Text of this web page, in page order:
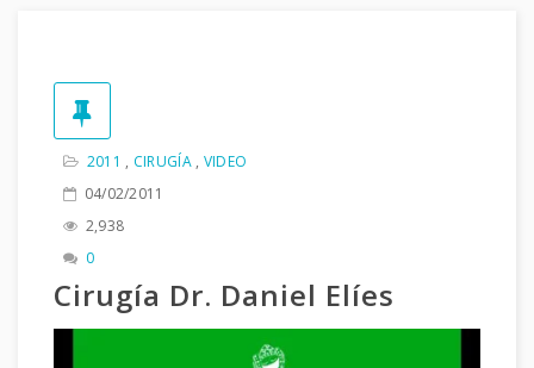
2011 , CIRUGÍA, VIDEO
04/02/2011
2,938
0
Cirugía Dr. Daniel Elíes